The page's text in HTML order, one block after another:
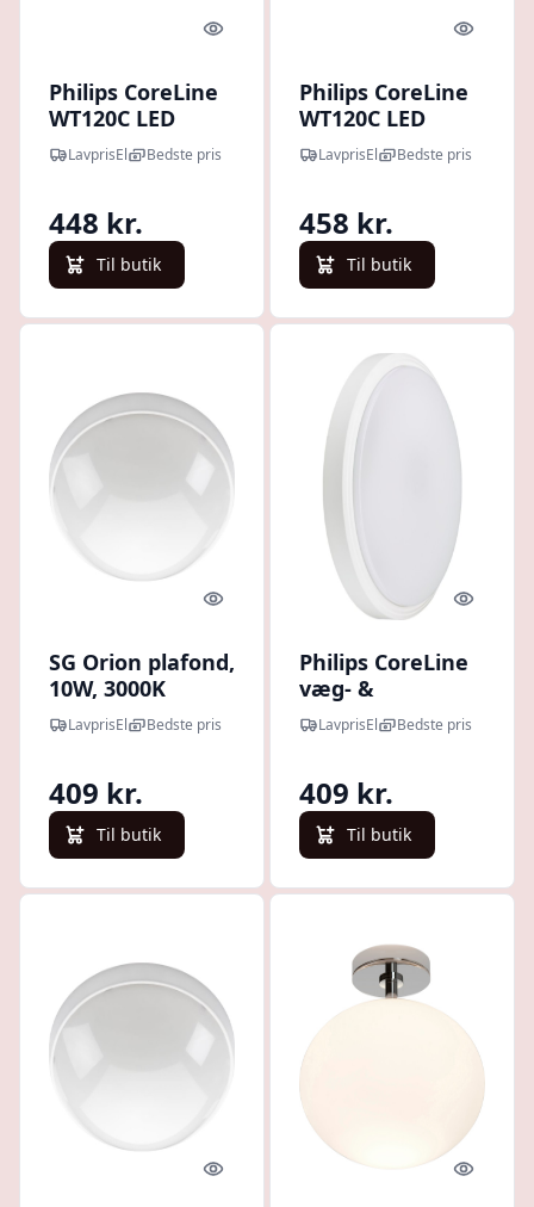
Quick look
Philips CoreLine
WT120C LED
loftarmatur 150
cm med 6000
LavprisEl Bedste pris
448 kr.
Til butik
Quick
Philips CoreLine
WT120C LED
loftarmatur 120
cm med 4000
LavprisEl Bedste pris
458 kr.
Til butik
Quick look
SG Orion plafond,
10W, 3000K
LavprisEl Bedste pris
409 kr.
Til butik
Quick
Philips CoreLine
væg- &
loftarmatur,
3000K
LavprisEl Bedste pris
409 kr.
Til butik
Quick look Quick